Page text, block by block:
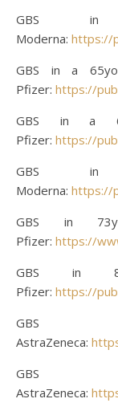
GBS in
Moderna: https://
GBS in a
Pfizer: https://
GBS in a
Pfizer: https://
GBS in
Moderna: https://
GBS in
Pfizer: https://
GBS in
Pfizer: https://
GBS
AstraZeneca:
GBS
AstraZeneca: